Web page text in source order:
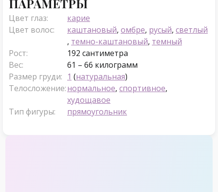
ПАРАМЕТРЫ
Цвет глаз:
карие
Цвет волос:
каштановый, омбре, русый, светлый
, темно-каштановый, темный
Рост:
192 сантиметра
Вес:
61 – 66 килограмм
Размер груди: 1 (натуральная)
Телосложение:нормальное, спортивное,
худощавое
Тип фигуры:
прямоугольник